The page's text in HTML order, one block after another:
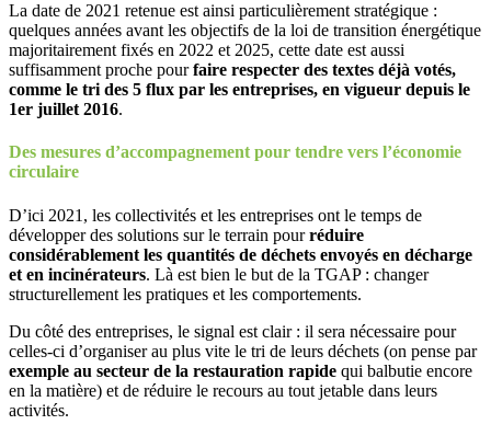
La date de 2021 retenue est ainsi particulièrement stratégique :
quelques années avant les objectifs de la loi de transition énergétique
majoritairement fixés en 2022 et 2025, cette date est aussi
suffisamment proche pourfaire respecter des textes déjà votés,
comme le tri des 5 flux par les entreprises, en vigueur depuis le
1er juillet 2016.
Des mesures d’accompagnement pour tendre vers l’économie
circulaire
D’ici 2021, les collectivités et les entreprises ont le temps de
développer des solutions sur le terrain pourréduire
considérablement les quantités de déchets envoyés en décharge
et en incinérateurs. Là est bien le but de la TGAP : changer
structurellement les pratiques et les comportements.
Du côté des entreprises, le signal est clair : il sera nécessaire pour
celles-ci d’organiser au plus vite le tri de leurs déchets (on pense par
exemple au secteur de la restauration rapide qui balbutie encore
en la matière) et de réduire le recours au tout jetable dans leurs
activités.